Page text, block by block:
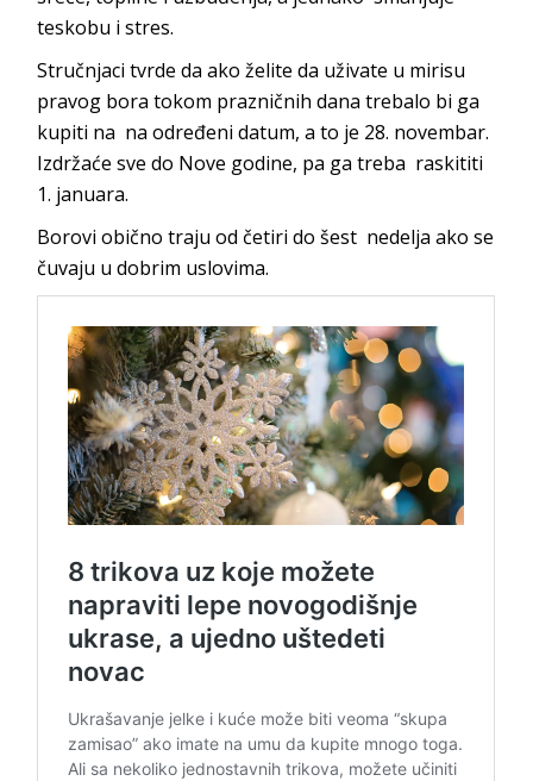
teskobu i stres.
Stručnjaci tvrde da ako želite da uživate u mirisu
pravog bora tokom prazničnih dana trebalo bi ga
kupiti na na određeni datum, a to je 28. novembar.
Izdržaće sve do Nove godine, pa ga treba raskititi
1. januara.
Borovi obično traju od četiri do šest nedelja ako se
čuvaju u dobrim uslovima.